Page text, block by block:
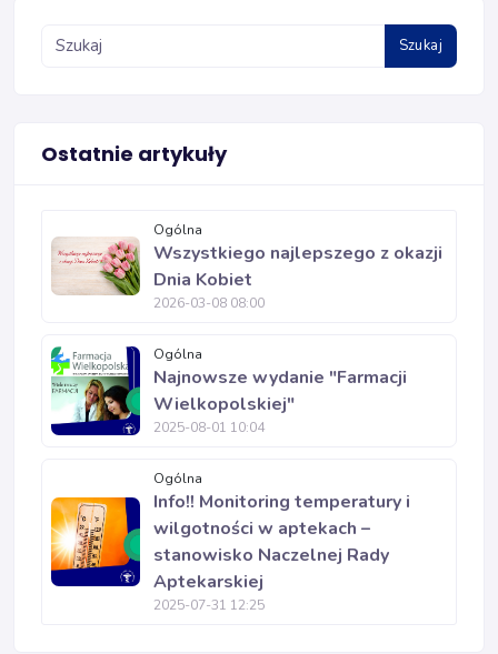
Szukaj
Ostatnie artykuły
Ogólna
Wszystkiego najlepszego z okazji
Dnia Kobiet
2026-03-08 08:00
Ogólna
Najnowsze wydanie "Farmacji
Wielkopolskiej"
2025-08-01 10:04
Ogólna
Info!! Monitoring temperatury i
wilgotności w aptekach –
stanowisko Naczelnej Rady
Aptekarskiej
2025-07-31 12:25